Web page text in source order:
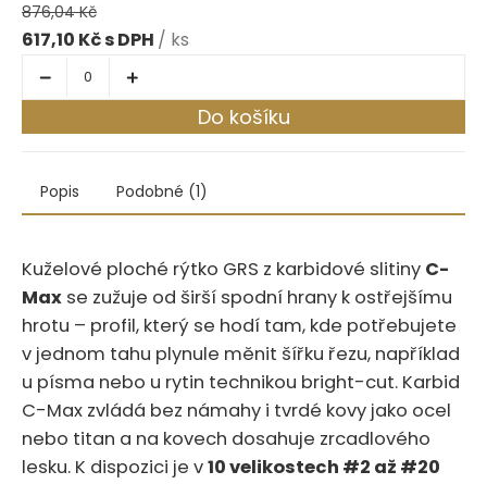
876,04 Kč
617,10 Kč / ks
Do košíku
Popis Podobné (1)
Kuželové ploché rýtko GRS z karbidové slitiny C-
Max se zužuje od širší spodní hrany k ostřejšímu
hrotu – profil, který se hodí tam, kde potřebujete
v jednom tahu plynule měnit šířku řezu, například
u písma nebo u rytin technikou bright-cut. Karbid
C-Max zvládá bez námahy i tvrdé kovy jako ocel
nebo titan a na kovech dosahuje zrcadlového
lesku. K dispozici je v10 velikostech #2 až #20